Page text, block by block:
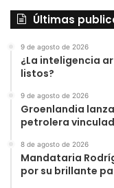
Últimas
9 de agosto de 2026
¿La inteligencia
listos?
9 de agosto de 2026
Groenlandia
petrolera
8 de agosto de 2026
Mandataria
por su brillante